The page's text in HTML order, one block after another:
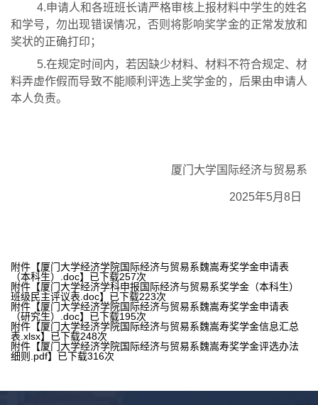
4.申请人和各班班长请严格审核上报材料中学生的姓名
和学号，勿出现错误情况，否则将影响奖学金的正常发放和
奖状的正确打印；
5.在规定时间内，若因缺少材料、材料不符合规定、材
料弄虚作假而导致不能顺利评选上奖学金的， 后果由申请人
本人负责。
厦门大学国际经济与贸易系
2025年5月 8 日
附件【厦门大学经济学院国际经济与贸易系魏嵩寿奖学金申请表
（本科生）.doc】已下载257次
附件【厦门大学经济学科申报国际经济与贸易系奖学金（本科生）
班级民主评议表.doc】已下载223次
附件【厦门大学经济学院国际经济与贸易系魏嵩寿奖学金申请表
（研究生）.doc】已下载195次
附件【厦门大学经济学院国际经济与贸易系魏嵩寿奖学金信息汇总
表.xlsx】已下载248次
附件【厦门大学经济学院国际经济与贸易系魏嵩寿奖学金评选办法
细则.pdf】已下载316次